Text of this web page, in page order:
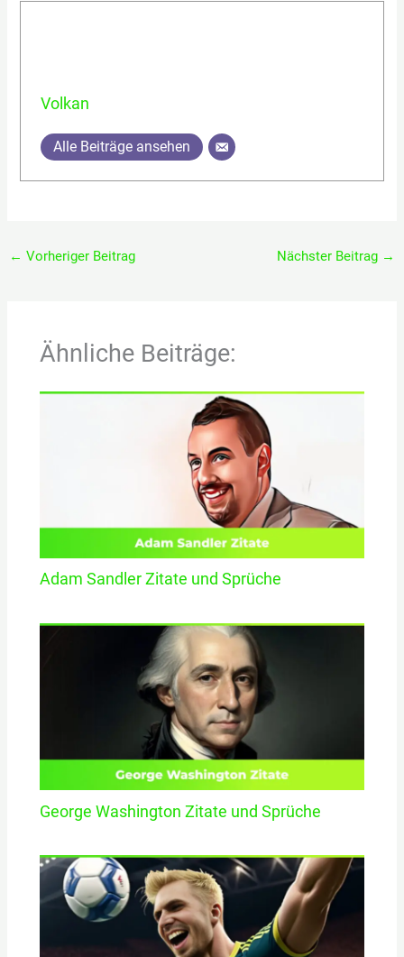
Volkan
Alle Beiträge ansehen
← Vorheriger Beitrag Nächster Beitrag →
Ähnliche Beiträge:
Adam Sandler Zitate und Sprüche
George Washington Zitate und Sprüche